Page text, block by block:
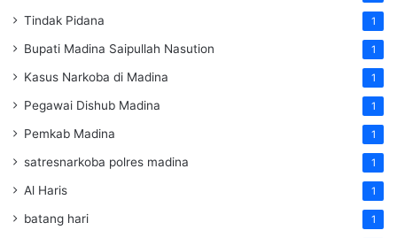
Tindak Pidana 1
Bupati Madina Saipullah Nasution 1
Kasus Narkoba di Madina 1
Pegawai Dishub Madina 1
Pemkab Madina 1
satresnarkoba polres madina 1
Al Haris 1
batang hari 1